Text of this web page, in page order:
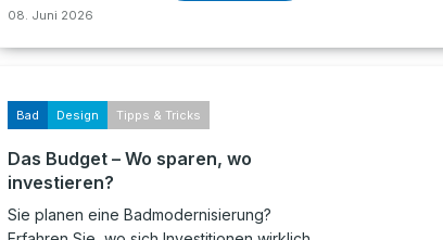
08. Juni 2026
Bad Design Tipps & Tricks
Das Budget – Wo sparen, wo
investieren?
Sie planen eine Badmodernisierung?